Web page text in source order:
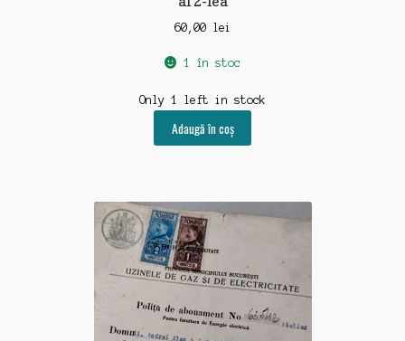
60,00 lei
1 în stoc
Only 1 left in stock
Adaugă în coș